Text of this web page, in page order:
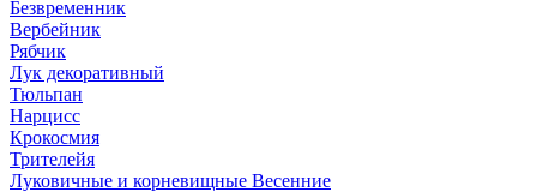
Безвременник
Вербейник
Рябчик
Лук декоративный
Тюльпан
Нарцисс
Крокосмия
Трителейя
Луковичные и корневищные Весенние